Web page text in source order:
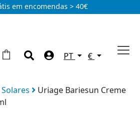
em encomendas > 40€
PT €
Solares
Uriage Bariesun Creme